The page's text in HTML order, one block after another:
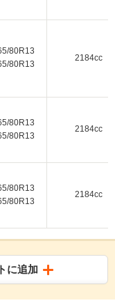
80R13
80R13
2184cc
80R13
80R13
2184cc
80R13
80R13
2184cc
に追加